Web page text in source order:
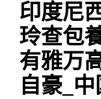
印度尼
玲查包
有雅万
自豪_中